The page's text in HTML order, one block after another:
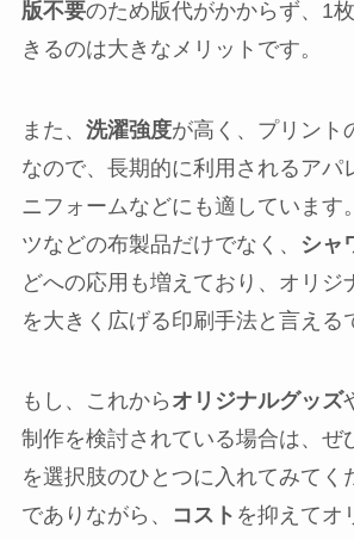
版不要のため版代がかからず、1
きるのは大きなメリットです。
また、 洗濯強度が高く、プリント
なので、長期的に利用されるアパ
ニフォームなどにも適しています
ツなどの布製品だけでなく、
シャ
どへの応用も増えており、オリジ
を大きく広げる印刷手法と言える
もし、これから オリジナルグッズ
制作を検討されている場合は、ぜ
を選択肢のひとつに入れてみてく
でありながら、
コスト を抑えてオ